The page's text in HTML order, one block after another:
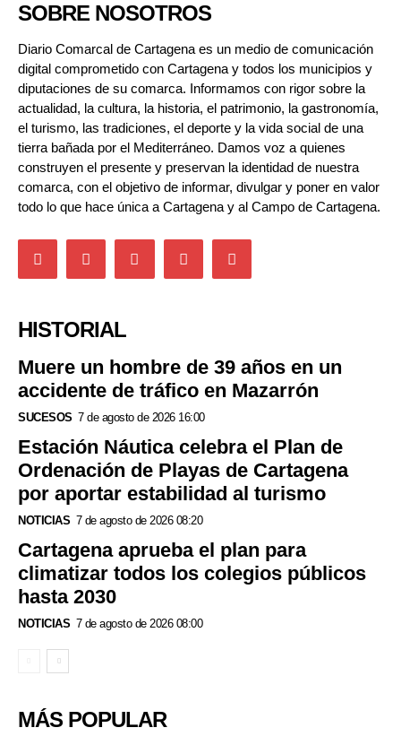
SOBRE NOSOTROS
Diario Comarcal de Cartagena es un medio de comunicación
digital comprometido con Cartagena y todos los municipios y
diputaciones de su comarca. Informamos con rigor sobre la
actualidad, la cultura, la historia, el patrimonio, la gastronomía,
el turismo, las tradiciones, el deporte y la vida social de una
tierra bañada por el Mediterráneo. Damos voz a quienes
construyen el presente y preservan la identidad de nuestra
comarca, con el objetivo de informar, divulgar y poner en valor
todo lo que hace única a Cartagena y al Campo de Cartagena.
HISTORIAL
Muere un hombre de 39 años en un
accidente de tráfico en Mazarrón
SUCESOS 7 de agosto de 2026 16:00
Estación Náutica celebra el Plan de
Ordenación de Playas de Cartagena
por aportar estabilidad al turismo
NOTICIAS 7 de agosto de 2026 08:20
Cartagena aprueba el plan para
climatizar todos los colegios públicos
hasta 2030
NOTICIAS 7 de agosto de 2026 08:00
MÁS POPULAR